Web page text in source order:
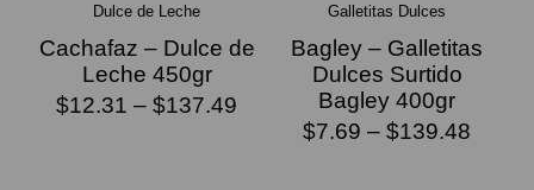
Dulce de Leche
Cachafaz – Dulce de
Leche 450gr
$12.31 – $137.49
Galletitas Dulces
Bagley – Galletitas
Dulces Surtido
Bagley 400gr
$7.69 – $139.48